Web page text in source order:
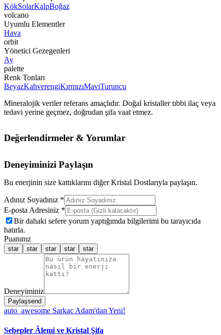
KökSolarKalpBoğaz
volcano
Uyumlu Elementler
Hava
orbit
Yönetici Gezegenleri
Ay
palette
Renk Tonları
BeyazKahverengiKırmızıMaviTuruncu
Mineralojik veriler referans amaçlıdır. Doğal kristaller tıbbi ilaç veya
tedavi yerine geçmez, doğrudan şifa vaat etmez.
Değerlendirmeler & Yorumlar
Deneyiminizi Paylaşın
Bu enerjinin size kattıklarını diğer Kristal Dostlarıyla paylaşın.
Adınız Soyadınız *
E-posta Adresiniz *
Bir dahaki sefere yorum yaptığımda bilgilerimi bu tarayıcıda
hatırla.
Puanınız
star star star star star
Deneyiminiz
Paylaşsend
auto_awesome Sarkaç Adam'dan Yeni!
Sebepler Âlemi ve Kristal Şifa